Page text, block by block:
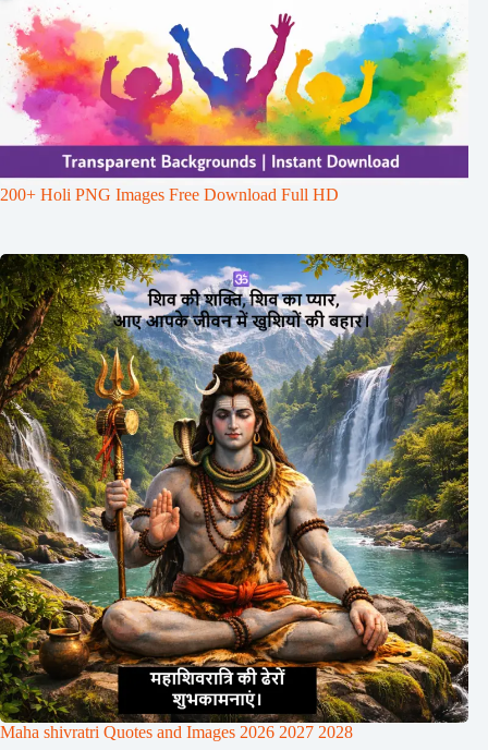
200+ Holi PNG Images Free Download Full HD
Maha shivratri Quotes and Images 2026 2027 2028